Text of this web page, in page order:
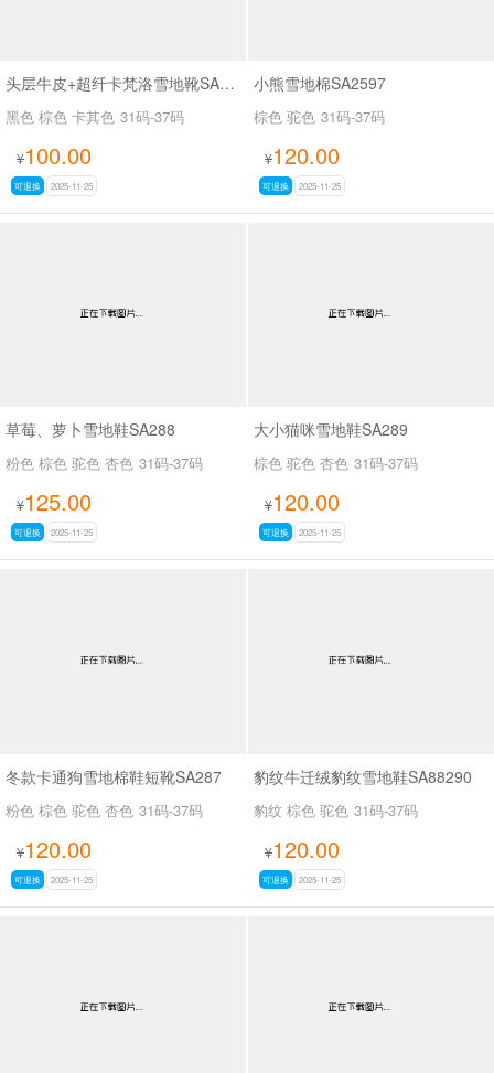
头层牛皮+超纤卡梵洛雪地靴SA8016
黑色 棕色 卡其色 31码-37码
¥100.00
可退换 2025-11-25
小熊雪地棉SA2597
棕色 驼色 31码-37码
¥120.00
可退换 2025-11-25
草莓、萝卜雪地鞋SA288
粉色 棕色 驼色 杏色 31码-37码
¥125.00
可退换 2025-11-25
大小猫咪雪地鞋SA289
棕色 驼色 杏色 31码-37码
¥120.00
可退换 2025-11-25
冬款卡通狗雪地棉鞋短靴SA287
粉色 棕色 驼色 杏色 31码-37码
¥120.00
可退换 2025-11-25
豹纹牛迁绒豹纹雪地鞋SA88290
豹纹 棕色 驼色 31码-37码
¥120.00
可退换 2025-11-25